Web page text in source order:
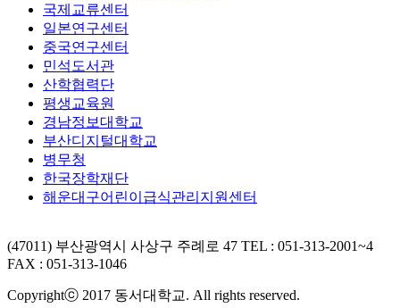
국제교류센터
일본연구센터
중국연구센터
민석도서관
산학협력단
평생교육원
경남정보대학교
부산디지털대학교
병무청
한국장학재단
해운대구어린이급식관리지원센터
(47011) 부산광역시 사상구 주례로 47 TEL : 051-313-2001~4
FAX : 051-313-1046
Copyrightⓒ 2017 동서대학교. All rights reserved.